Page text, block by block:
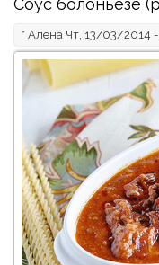
Соус болоньезе
* Алена Чт, 13/03/2014 -